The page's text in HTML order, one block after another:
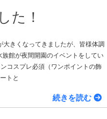
た！
きくなってきましたが、皆様体調
館が夜間開園のイベントをしてい
コスプレ必須（ワンポイントの飾
トと
続きを読む